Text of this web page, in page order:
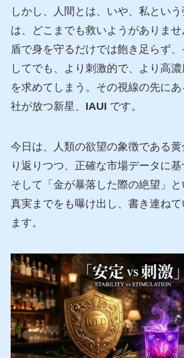
しかし、人間とは、いや、私とい
は、どこまでも救いようがありま
盾で身を守るだけでは飽き足らず
してでも、より刺激的で、より高濃
を求めてしまう。その視線の先に
社が放つ新星、 IAUI です。
今日は、人類の欲望の象徴である
り返りつつ、正確な市場データに基
そして「金が暴落した際の絶望」
真実までをも曝け出し、書き連ね
ます。